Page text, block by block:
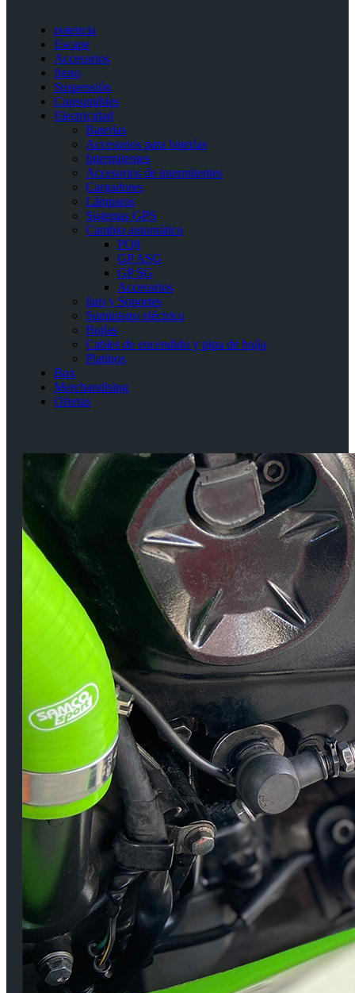
potencia
Escape
Accesorios
freno
Suspensión
Consumibles
Electricidad
Baterías
Accesorios para baterías
Intermitentes
Accesorios de intermitentes
Cargadores
Lámparas
Sistemas GPS
Cambio automático
PQ8
GP ASG
GP SG
Accesorios
faro y Soportes
Suministro eléctrico
Bujías
Cables de encendido y pipa de bujía
Platinos
Box
Merchandising
Ofertas